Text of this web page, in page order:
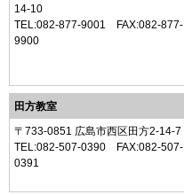
14-10
TEL:082-877-9001 FAX:082-877-
9900
田方教室
〒733-0851 広島市西区田方2-14-7
TEL:082-507-0390 FAX:082-507-
0391